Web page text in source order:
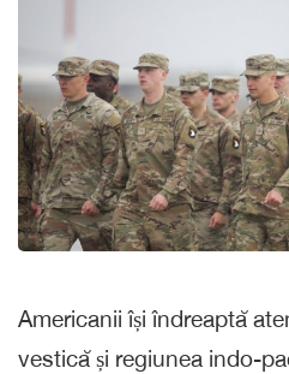
Americanii își îndreaptă
vestică și regiunea indo-